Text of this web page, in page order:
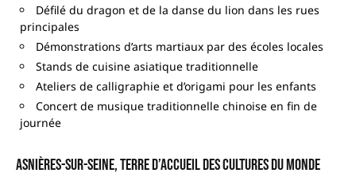
Défilé du dragon et de la danse du lion dans les rues
principales
Démonstrations d’arts martiaux par des écoles locales
Stands de cuisine asiatique traditionnelle
Ateliers de calligraphie et d’origami pour les enfants
Concert de musique traditionnelle chinoise en fin de
journée
Asnières-sur-Seine, terre d’accueil des cultures du monde